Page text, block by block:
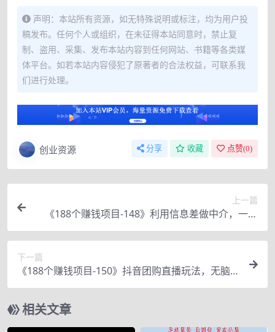
声明：本站所有资源，如无特殊说明或标注，均为用户投
稿发布。任何个人或组织，在未征得本站同意时，禁止复
制、盗用、采集、发布本站内容到任何网站、书籍等各类媒
体平台。如若本站内容侵犯了原著者的合法权益，可联系我
们进行处理。
创业资源 分享 收藏 点赞(0)
上一篇
《188个赚钱项目-148》利用信息差做中介，一单
至少能赚几十，一天200+
下一篇
《188个赚钱项目-150》抖音团购直播玩法，无脑
式带货！
相关文章